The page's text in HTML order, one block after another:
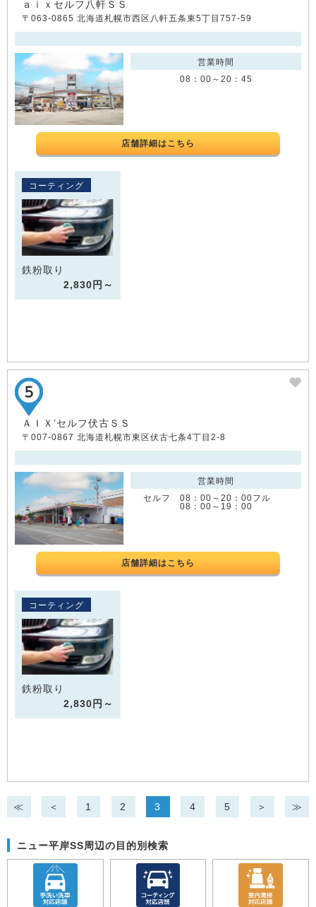
ａｉｘセルフ八軒ＳＳ
〒063-0865 北海道札幌市西区八軒五条東5丁目757-59
営業時間
08：00～20：45
店舗詳細はこちら
コーティング
鉄粉取り
2,830円～
ＡＩＸ’セルフ伏古ＳＳ
〒007-0867 北海道札幌市東区伏古七条4丁目2-8
営業時間
セルフ 08：00～20：00フル
08：00～19：00
店舗詳細はこちら
コーティング
鉄粉取り
2,830円～
≪ ＜ 1 2 3 4 5 ＞ ≫
ニュー平岸SS周辺の目的別検索